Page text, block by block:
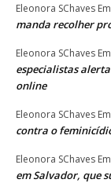
Eleonora SChaves Em
manda recolher
Eleonora SChaves Em
especialistas
online
Eleonora SChaves Em
contra o
Eleonora SChaves Em
em Salvador, que